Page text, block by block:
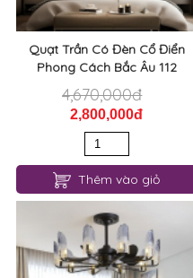
Quạt Trần Có Đèn Cổ Điển
Phong Cách Bắc Âu 112
4,670,000đ
2,800,000đ
Thêm vào giỏ